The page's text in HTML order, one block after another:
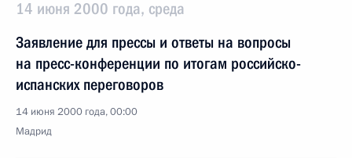
14 июня 2000 года, среда
Заявление для прессы и ответы на вопросы
на пресс-конференции по итогам российско-
испанских переговоров
14 июня 2000 года, 00:00
Мадрид